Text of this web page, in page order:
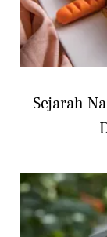
Sejarah